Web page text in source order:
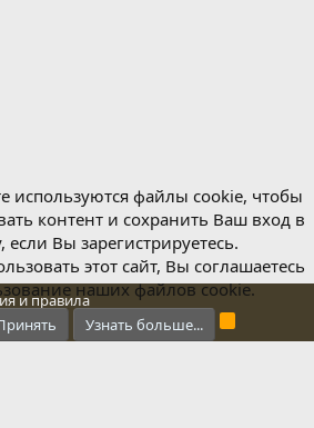
и правила
Справка Главная
R
используются файлы cookie, чтобы
контент и сохранить Ваш вход в
если Вы зарегистрируетесь.
этот сайт, Вы соглашаетесь
наших файлов cookie.
Узнать больше...